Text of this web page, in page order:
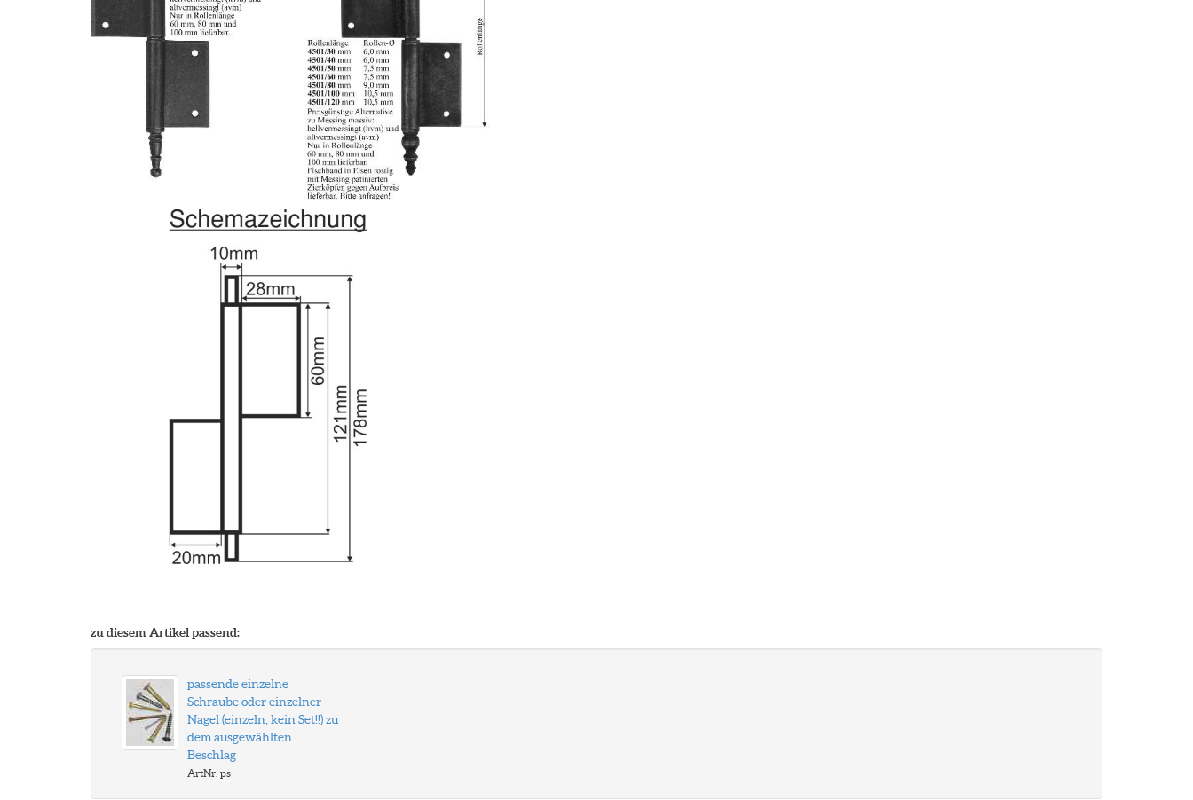
zu diesem Artikel passend:
passende einzelne
Schraube oder einzelner
Nagel (einzeln, kein Set!!) zu
dem ausgewählten
Beschlag
ArtNr: ps